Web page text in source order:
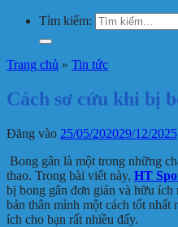
Tìm kiếm:
Trang chủ » Tin tức
Cách sơ cứu khi bị
Đăng vào 25/05/202029/12/2025
Bong gân là một trong những
thao. Trong bài viết này, HT
bị bong gân đơn giản và hữu ích
bản thân mình một cách tốt
ích cho bạn rất nhiều đấy.